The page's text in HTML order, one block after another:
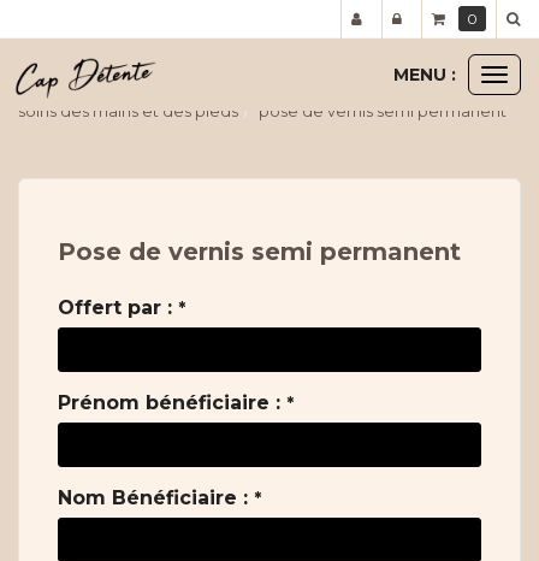
MENU :
soins des mains et des pieds pose de vernis semi permanent
Pose de vernis semi permanent
Offert par : *
Prénom bénéficiaire : *
Nom Bénéficiaire : *
0